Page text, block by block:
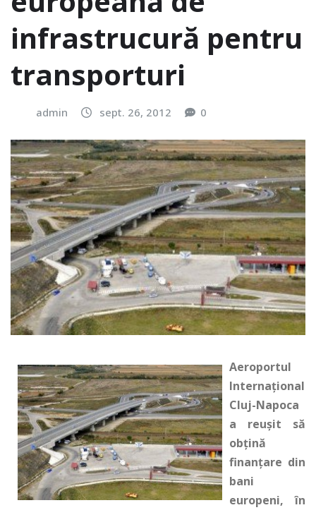
infrastrucură pentru
transporturi
admin sept. 26, 2012 0
Aeroportul
Internaţional
Cluj-Napoca
a reuşit să
obţină
finanţare din
bani
europeni, în